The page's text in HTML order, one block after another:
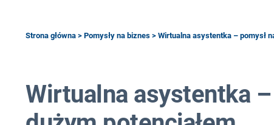
Strona główna > Pomysły na biznes > Wirtualna asystentka – pomysł
Wirtualna asystentka